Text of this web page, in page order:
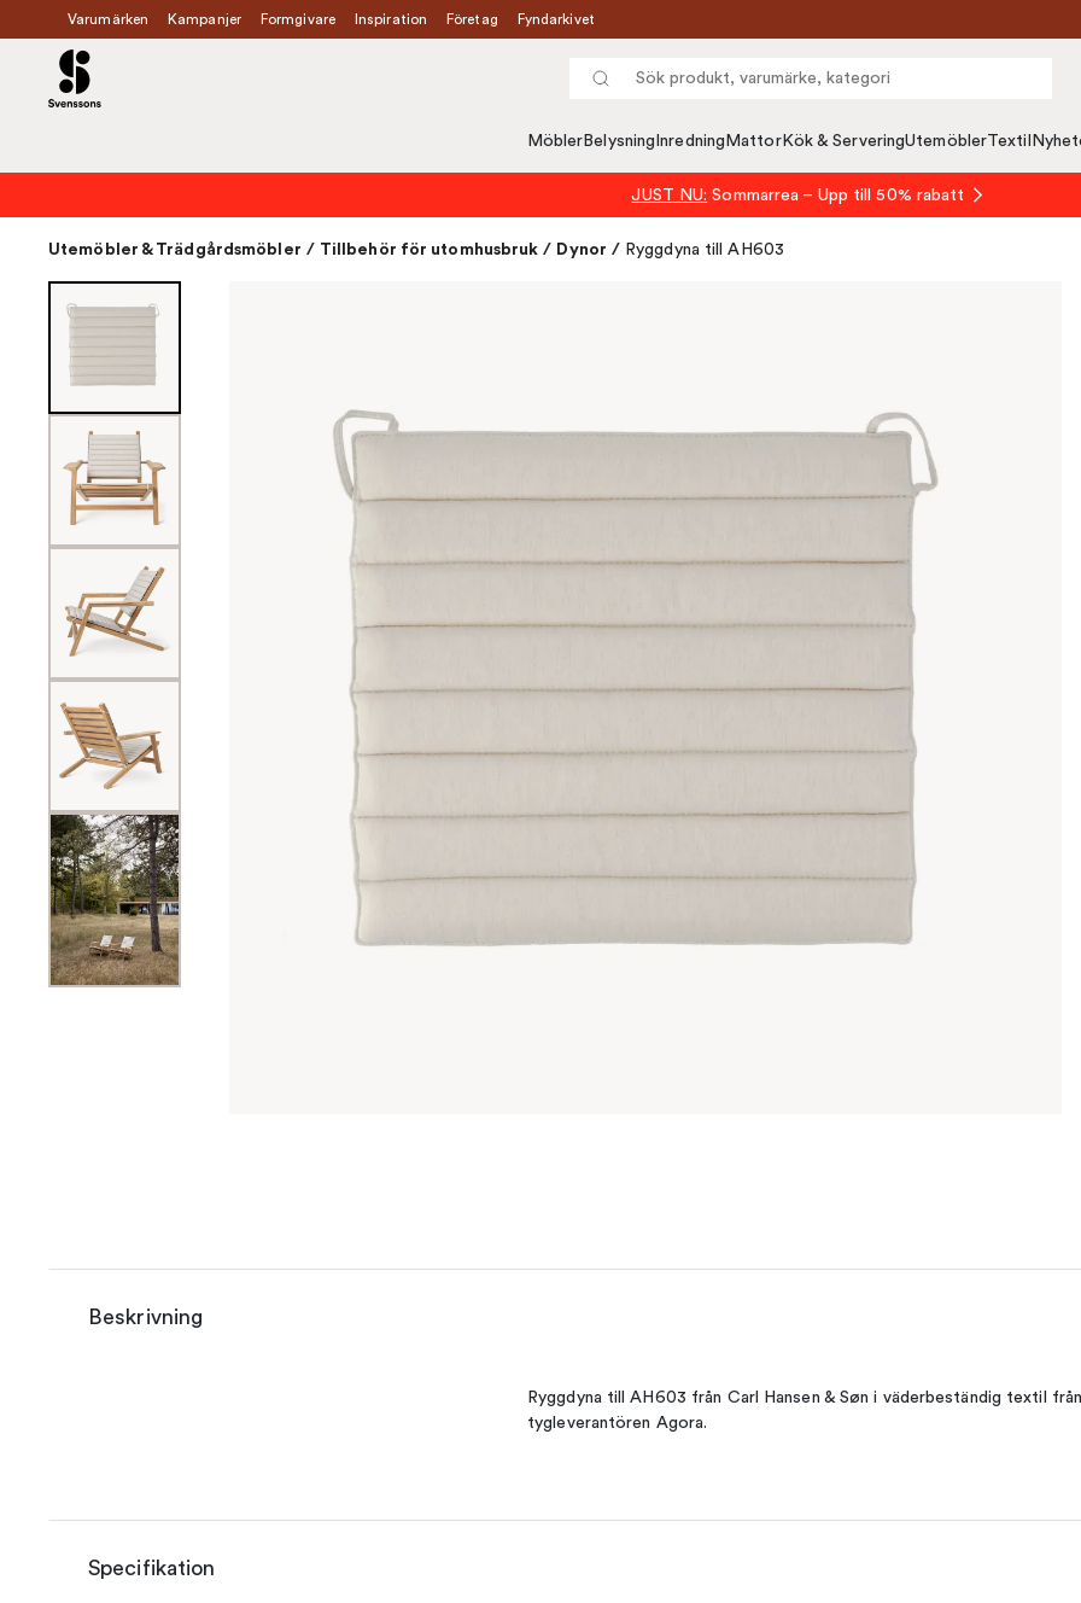
Varumärken Kampanjer Formgivare Inspiration Företag Fyndarkivet
Möbler Belysning Inredning MattorKök & ServeringUtemöblerTextil
JUST NU: Sommarrea – Upp till 50% rabatt
Utemöbler & Trädgårdsmöbler / Tillbehör för utomhusbruk / Dynor / Ryggdyna till AH603
Beskrivning
Ryggdyna till AH603 från Carl Hansen & Søn i väderbeständig textil
tygleverantören Agora.
Specifikation